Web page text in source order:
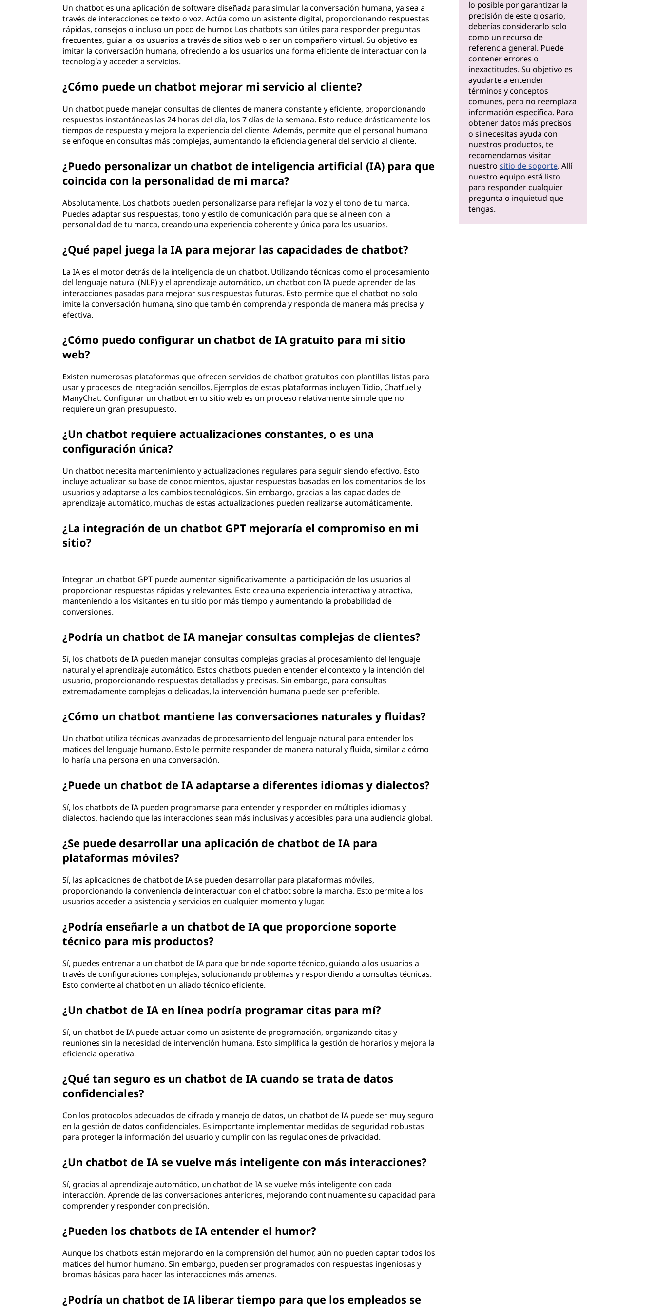
Un chatbot es una aplicación de software diseñada para simular la conversación humana, ya sea a
través de interacciones de texto o voz. Actúa como un asistente digital, proporcionando respuestas
rápidas, consejos o incluso un poco de humor. Los chatbots son útiles para responder preguntas
frecuentes, guiar a los usuarios a través de sitios web o ser un compañero virtual. Su objetivo es
imitar la conversación humana, ofreciendo a los usuarios una forma eficiente de interactuar con la
tecnología y acceder a servicios.
¿Cómo puede un chatbot mejorar mi servicio al cliente?
Un chatbot puede manejar consultas de clientes de manera constante y eficiente, proporcionando
respuestas instantáneas las 24 horas del día, los 7 días de la semana. Esto reduce drásticamente los
tiempos de respuesta y mejora la experiencia del cliente. Además, permite que el personal humano
se enfoque en consultas más complejas, aumentando la eficiencia general del servicio al cliente.
¿Puedo personalizar un chatbot de inteligencia artificial (IA) para que
coincida con la personalidad de mi marca?
Absolutamente. Los chatbots pueden personalizarse para reflejar la voz y el tono de tu marca.
Puedes adaptar sus respuestas, tono y estilo de comunicación para que se alineen con la
personalidad de tu marca, creando una experiencia coherente y única para los usuarios.
¿Qué papel juega la IA para mejorar las capacidades de chatbot?
La IA es el motor detrás de la inteligencia de un chatbot. Utilizando técnicas como el procesamiento
del lenguaje natural (NLP) y el aprendizaje automático, un chatbot con IA puede aprender de las
interacciones pasadas para mejorar sus respuestas futuras. Esto permite que el chatbot no solo
imite la conversación humana, sino que también comprenda y responda de manera más precisa y
efectiva.
¿Cómo puedo configurar un chatbot de IA gratuito para mi sitio
web?
Existen numerosas plataformas que ofrecen servicios de chatbot gratuitos con plantillas listas para
usar y procesos de integración sencillos. Ejemplos de estas plataformas incluyen Tidio, Chatfuel y
ManyChat. Configurar un chatbot en tu sitio web es un proceso relativamente simple que no
requiere un gran presupuesto.
¿Un chatbot requiere actualizaciones constantes, o es una
configuración única?
Un chatbot necesita mantenimiento y actualizaciones regulares para seguir siendo efectivo. Esto
incluye actualizar su base de conocimientos, ajustar respuestas basadas en los comentarios de los
usuarios y adaptarse a los cambios tecnológicos. Sin embargo, gracias a las capacidades de
aprendizaje automático, muchas de estas actualizaciones pueden realizarse automáticamente.
¿La integración de un chatbot GPT mejoraría el compromiso en mi
sitio?
Integrar un chatbot GPT puede aumentar significativamente la participación de los usuarios al
proporcionar respuestas rápidas y relevantes. Esto crea una experiencia interactiva y atractiva,
manteniendo a los visitantes en tu sitio por más tiempo y aumentando la probabilidad de
conversiones.
¿Podría un chatbot de IA manejar consultas complejas de clientes?
Sí, los chatbots de IA pueden manejar consultas complejas gracias al procesamiento del lenguaje
natural y el aprendizaje automático. Estos chatbots pueden entender el contexto y la intención del
usuario, proporcionando respuestas detalladas y precisas. Sin embargo, para consultas
extremadamente complejas o delicadas, la intervención humana puede ser preferible.
¿Cómo un chatbot mantiene las conversaciones naturales y fluidas?
Un chatbot utiliza técnicas avanzadas de procesamiento del lenguaje natural para entender los
matices del lenguaje humano. Esto le permite responder de manera natural y fluida, similar a cómo
lo haría una persona en una conversación.
¿Puede un chatbot de IA adaptarse a diferentes idiomas y dialectos?
Sí, los chatbots de IA pueden programarse para entender y responder en múltiples idiomas y
dialectos, haciendo que las interacciones sean más inclusivas y accesibles para una audiencia global.
¿Se puede desarrollar una aplicación de chatbot de IA para
plataformas móviles?
Sí, las aplicaciones de chatbot de IA se pueden desarrollar para plataformas móviles,
proporcionando la conveniencia de interactuar con el chatbot sobre la marcha. Esto permite a los
usuarios acceder a asistencia y servicios en cualquier momento y lugar.
¿Podría enseñarle a un chatbot de IA que proporcione soporte
técnico para mis productos?
Sí, puedes entrenar a un chatbot de IA para que brinde soporte técnico, guiando a los usuarios a
través de configuraciones complejas, solucionando problemas y respondiendo a consultas técnicas.
Esto convierte al chatbot en un aliado técnico eficiente.
¿Un chatbot de IA en línea podría programar citas para mí?
Sí, un chatbot de IA puede actuar como un asistente de programación, organizando citas y
reuniones sin la necesidad de intervención humana. Esto simplifica la gestión de horarios y mejora la
eficiencia operativa.
¿Qué tan seguro es un chatbot de IA cuando se trata de datos
confidenciales?
Con los protocolos adecuados de cifrado y manejo de datos, un chatbot de IA puede ser muy seguro
en la gestión de datos confidenciales. Es importante implementar medidas de seguridad robustas
para proteger la información del usuario y cumplir con las regulaciones de privacidad.
¿Un chatbot de IA se vuelve más inteligente con más interacciones?
Sí, gracias al aprendizaje automático, un chatbot de IA se vuelve más inteligente con cada
interacción. Aprende de las conversaciones anteriores, mejorando continuamente su capacidad para
comprender y responder con precisión.
¿Pueden los chatbots de IA entender el humor?
Aunque los chatbots están mejorando en la comprensión del humor, aún no pueden captar todos los
matices del humor humano. Sin embargo, pueden ser programados con respuestas ingeniosas y
bromas básicas para hacer las interacciones más amenas.
¿Podría un chatbot de IA liberar tiempo para que los empleados se
lo posible por garantizar la
precisión de este glosario,
deberías considerarlo solo
como un recurso de
referencia general. Puede
contener errores o
inexactitudes. Su objetivo es
ayudarte a entender
términos y conceptos
comunes, pero no reemplaza
información específica. Para
obtener datos más precisos
o si necesitas ayuda con
nuestros productos, te
recomendamos visitar
nuestro sitio de soporte. Allí
nuestro equipo está listo
para responder cualquier
pregunta o inquietud que
tengas.